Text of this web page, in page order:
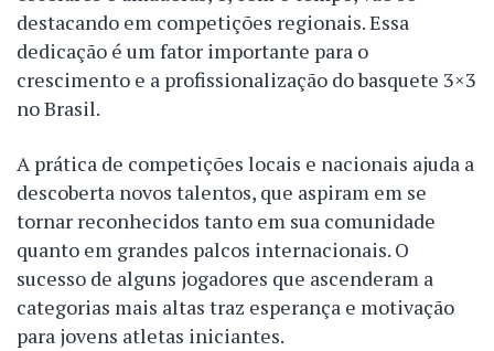
destacando em competições regionais. Essa
dedicação é um fator importante para o
crescimento e a profissionalização do basquete 3×3
no Brasil.
A prática de competições locais e nacionais ajuda a
descoberta novos talentos, que aspiram em se
tornar reconhecidos tanto em sua comunidade
quanto em grandes palcos internacionais. O
sucesso de alguns jogadores que ascenderam a
categorias mais altas traz esperança e motivação
para jovens atletas iniciantes.